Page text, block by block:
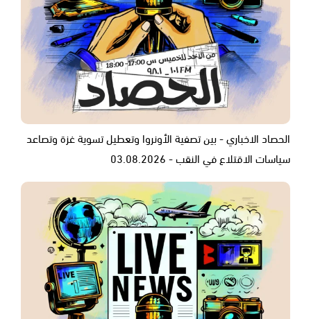
الحصاد الاخباري - بين تصفية الأونروا وتعطيل تسوية غزة وتصاعد
سياسات الاقتلاع في النقب - 03.08.2026